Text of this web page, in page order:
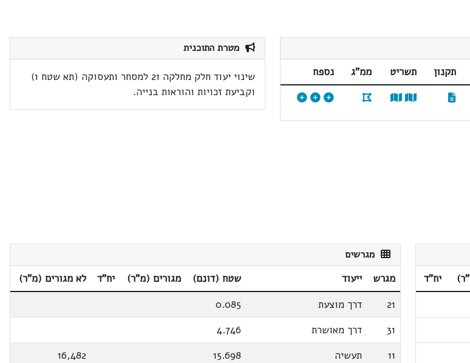
תקנון תשריט ממ"ג
נספח
מטרת התוכנית
שינוי יעוד חלק מחלקה 21 למסחר ותעסוקה (תא שטח 1)
וקביעת זכויות והוראות בנייה.
יח"ד
מגרשים
מגרש ייעוד שטח (דונם) מגורים (מ"ר) יח"ד
לא מגורים (מ"ר)
21
דרך מוצעת
0.085
31
דרך מאושרת
4.746
11
תעשיה 15.698
16,482